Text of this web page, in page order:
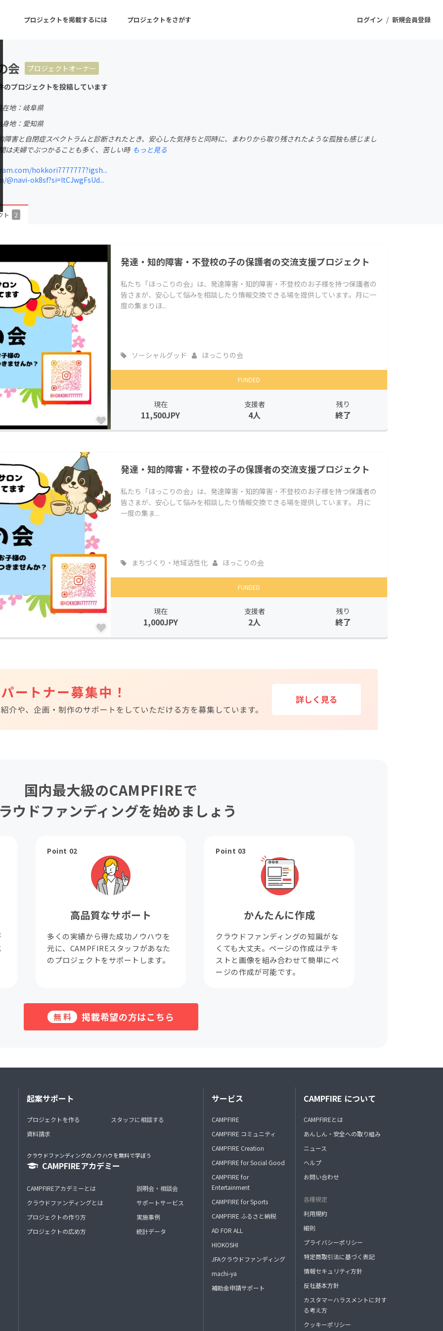
ログイン / 新規会員登録
プロジェクトを掲載するには プロジェクトをさがす
ーン 注目の新着プロジェクト
音楽
ゲーム・サービス開発
フード・飲食店
ファッション
チャレンジ
会
プロジェクトオーナー
のプロジェクトを投稿しています
在地：岐阜県
身地：愛知県
障害と自閉症スペクトラムと診断されたとき、安心した気持ちと同時に、まわりから取り残されたような孤独も感じまし
は夫婦でぶつかることも多く、苦しい時 もっと見る
hokkori7777777?igsh...
@navi-ok8sf?si=ltCJwgFsUd...
ト 2
発達・知的障害・不登校の子の保護者の交流支援プロジェクト
私たち「ほっこりの会」は、発達障害・知的障害・不登校のお子様を持つ保護者の
皆さまが、安心して悩みを相談したり情報交換できる場を提供しています。月に一
度の集まりほ...
ソーシャルグッド ほっこりの会
FUNDED
現在
11,500JPY
支援者
4人
残り
終了
発達・知的障害・不登校の子の保護者の交流支援プロジェクト
私たち「ほっこりの会」は、発達障害・知的障害・不登校のお子様を持つ保護者の
皆さまが、安心して悩みを相談したり情報交換できる場を提供しています。 月に
一度の集ま...
まちづくり・地域活性化 ほっこりの会
FUNDED
現在
1,000JPY
支援者
2人
残り
終了
国内最大級のCAMPFIREで
ウドファンディングを始めましょう
Point 02
高品質なサポート
多くの実績から得た成功ノウハウを
元に、CAMPFIREスタッフがあなた
のプロジェクトをサポートします。
Point 03
かんたんに作成
クラウドファンディングの知識がな
くても大丈夫。ページの作成はテキ
ストと画像を組み合わせて簡単にペ
ージの作成が可能です。
無料 掲載希望の方はこちら
起案サポート
プロジェクトを作る
資料請求
スタッフに相談する
クラウドファンディングのノウハウを無料で学ぼう
CAMPFIREアカデミー
CAMPFIREアカデミーとは
クラウドファンディングとは
プロジェクトの作り方
プロジェクトの広め方
説明会・相談会
サポートサービス
実施事例
統計データ
サービス
CAMPFIRE
CAMPFIRE コミュニティ
CAMPFIRE Creation
CAMPFIRE for Social Good
CAMPFIRE for
Entertainment
CAMPFIRE for Sports
CAMPFIRE ふるさと納税
AD FOR ALL
HIOKOSHI
JFAクラウドファンディング
machi-ya
補助金申請サポート
CAMPFIRE について
CAMPFIREとは
あんしん・安全への取り組み
ニュース
ヘルプ
お問い合わせ
各種規定
利用規約
細則
プライバシーポリシー
特定商取引法に基づく表記
情報セキュリティ方針
反社基本方針
カスタマーハラスメントに対す
る考え方
クッキーポリシー